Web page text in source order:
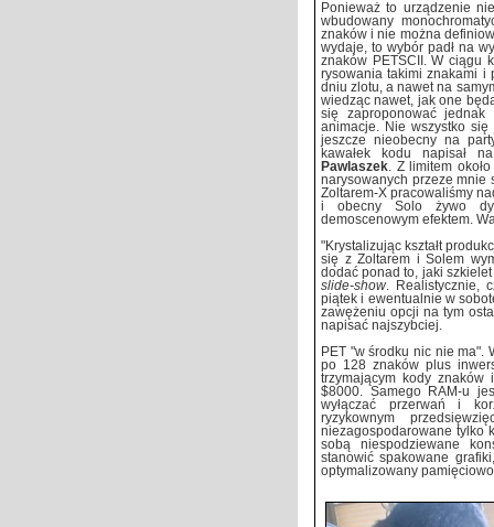
Ponieważ to urządzenie
wbudowany
znaków i nie można
wydaje, to wybór padł na
znaków PETSCII. W ciągu
rysowania takimi znakami i
dniu zlotu, a nawet na
wiedząc nawet, jak one
się zaproponować
animacje. Nie wszystko się
jeszcze nieobecny na
kawałek kodu napisał
Pawlaszek . Z limitem
narysowanych przeze mnie
Zoltarem-X pracowaliśmy
i obecny Solo żywo
demoscenowym efektem.
"Krystalizując kształt
się z Zoltarem i Solem
dodać ponad to, jaki
slide-show . Realistycznie,
piątek i ewentualnie w
zawężeniu opcji na tym
napisać najszybciej.
PET "w środku nic nie ma".
po 128 znaków plus
trzymającym kody
$8000. Samego RAM-u
wyłączać przerwań i
ryzykownym
niezagospodarowane tylko
sobą niespodziewane
stanowić spakowane
optymalizowany